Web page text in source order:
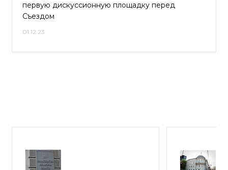
первую дискуссионную площадку перед
Съездом
01.12.23